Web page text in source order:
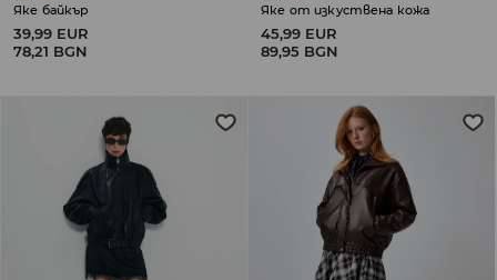
Яке байкър
39,99 EUR
78,21 BGN
Яке от изкуствена кожа
45,99 EUR
89,95 BGN